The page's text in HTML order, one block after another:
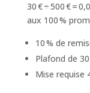
30 € ÷ 500 € =
aux 100 %
10 % de
Plafond de
Mise requise